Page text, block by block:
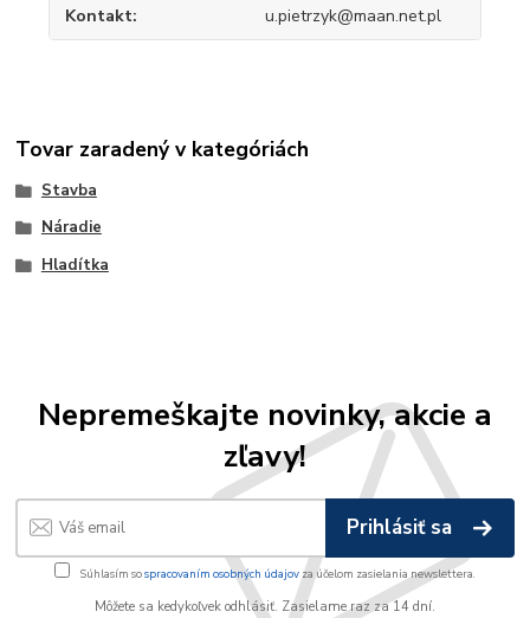
Kontakt u.pietrzyk@maan.net.pl
Tovar zaradený v kategóriách
Stavba
Náradie
Hladítka
Nepremeškajte novinky, akcie a
zľavy!
Prihlásiť sa
Súhlasím sospracovaním osobných údajov za účelom zasielania newslettera.
Môžete sa kedykoľvek odhlásiť. Zasielame raz za 14 dní.